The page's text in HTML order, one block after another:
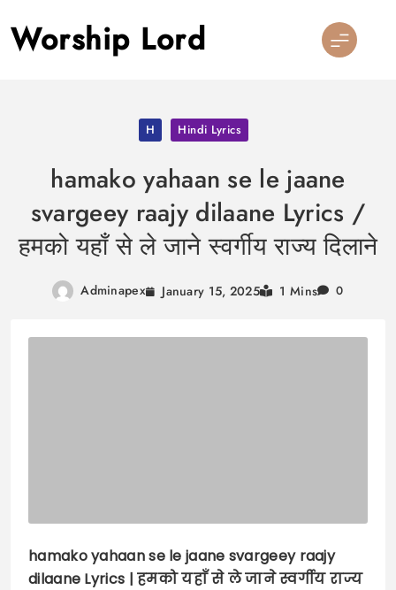
to
content
Worship Lord
H Hindi Lyrics
hamako yahaan se le jaane
svargeey raajy dilaane Lyrics /
हमको यहाँ से ले जाने स्वर्गीय राज्य दिलाने
Adminapex January 15, 2025 1 Mins 0
hamako yahaan se le jaane svargeey raajy
dilaane Lyrics | हमको यहाँ से ले जाने स्वर्गीय राज्य